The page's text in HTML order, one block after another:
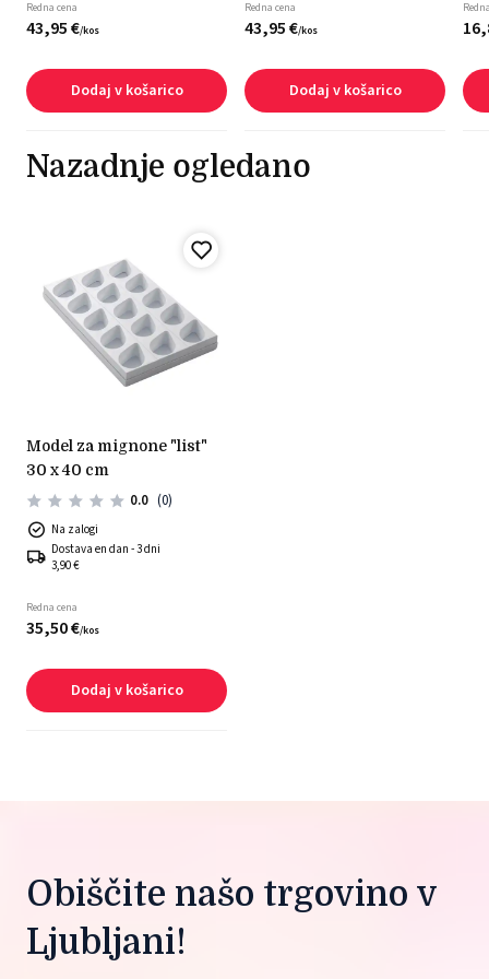
Redna cena
43,95€/kos
Dodaj v košarico
Redna cena
43,95€/kos
Dodaj v košarico
16,
Nazadnje ogledano
model za mignone "list"
30 x 40 cm
0.0 (0)
Na zalogi
Dostava en dan - 3 dni
3,90 €
Redna cena
35,50€/kos
Dodaj v košarico
Obiščite našo trgovino v
Ljubljani!